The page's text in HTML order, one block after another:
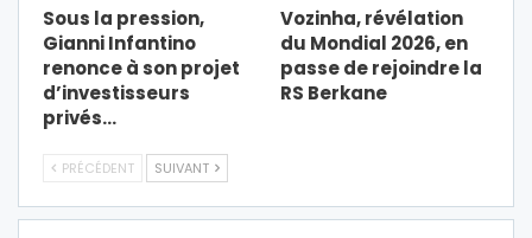
Sous la pression,
Gianni Infantino
renonce à son projet
d’investisseurs
privés…
Vozinha, révélation
du Mondial 2026, en
passe de rejoindre la
RS Berkane
PRÉCÉDENT SUIVANT